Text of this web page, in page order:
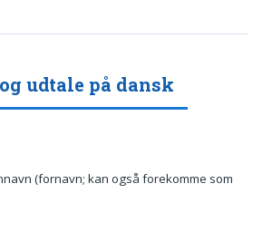
udtale på dansk
(fornavn; kan også forekomme som